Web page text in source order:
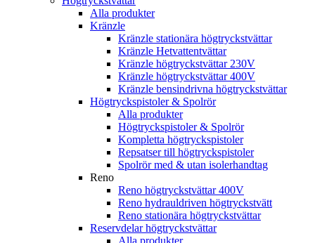
Alla produkter
Kränzle
Kränzle stationära högtryckstvättar
Kränzle Hetvattentvättar
Kränzle högtryckstvättar 230V
Kränzle högtryckstvättar 400V
Kränzle bensindrivna högtryckstvättar
Högtryckspistoler & Spolrör
Alla produkter
Högtryckspistoler & Spolrör
Kompletta högtryckspistoler
Repsatser till högtryckspistoler
Spolrör med & utan isolerhandtag
Reno
Reno högtryckstvättar 400V
Reno hydrauldriven högtryckstvätt
Reno stationära högtryckstvättar
Reservdelar högtryckstvättar
Alla produkter